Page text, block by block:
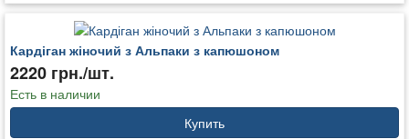
Кардіган жіночий з Альпаки з капюшоном
2220 грн./шт.
Есть в наличии
Купить